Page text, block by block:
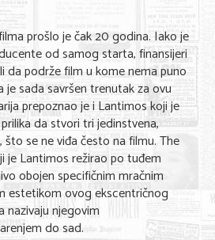
prošlo je čak 20 godina. Iako je
od samog starta, finansijeri
da podrže film u kome nema puno
je sada savršen trenutak za ovu
prepoznao je i Lantimos koji je
da stvori tri jedinstvena,
što se ne viđa često na filmu. The
je Lantimos režirao po tuđem
obojen specifičnim mračnim
estetikom ovog ekscentričnog
njegovim
do sad.